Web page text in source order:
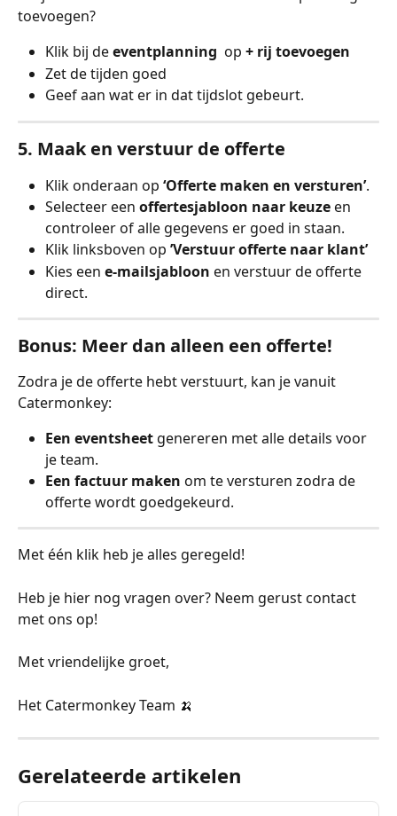
toevoegen?
Klik bij de eventplanning op + rij toevoegen
Zet de tijden goed
Geef aan wat er in dat tijdslot gebeurt.
5. Maak en verstuur de offerte
Klik onderaan op ‘Offerte maken en versturen’.
Selecteer een offertesjabloon naar keuze en
controleer of alle gegevens er goed in staan.
Klik linksboven op ’Verstuur offerte naar klant’
Kies een e-mailsjabloon en verstuur de offerte
direct.
Bonus: Meer dan alleen een offerte!
Zodra je de offerte hebt verstuurt, kan je vanuit
Catermonkey:
Een eventsheet genereren met alle details voor
je team.
Een factuur maken om te versturen zodra de
offerte wordt goedgekeurd.
Met één klik heb je alles geregeld!
Heb je hier nog vragen over? Neem gerust contact
met ons op!
Met vriendelijke groet,
Het Catermonkey Team 🍌
Gerelateerde artikelen